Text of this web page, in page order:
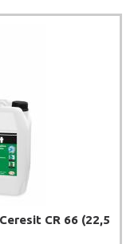
CR 66 (22,5